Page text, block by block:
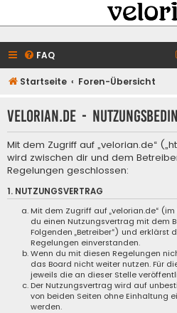
FAQ
Startseite Foren-Übersicht
velorian.de -
Mit dem Zugriff auf „velorian.de“
wird zwischen dir und dem
Regelungen geschlossen:
1. NUTZUNGSVERTRAG
Mit dem Zugriff auf „velorian.de“
du einen Nutzungsvertrag mit dem
Folgenden „Betreiber“) und
Regelungen einverstanden.
Wenn du mit diesen Regelungen
das Board nicht weiter nutzen. Für
jeweils die an dieser Stelle
Der Nutzungsvertrag wird auf
von beiden Seiten ohne Einhaltung
werden.